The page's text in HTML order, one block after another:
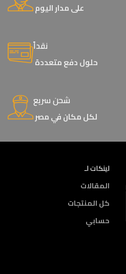
على مدار اليوم
نقداً
حلول دفع متعددة
شحن سريع
لكل مكان في مصر
لينكات لـ
المقالات
كل المنتجات
حسابي